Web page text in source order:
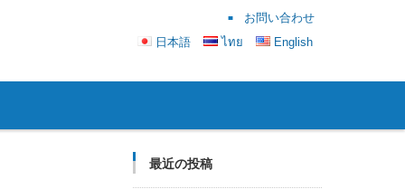
お問い合わせ
日本語
ไทย English
最近の投稿